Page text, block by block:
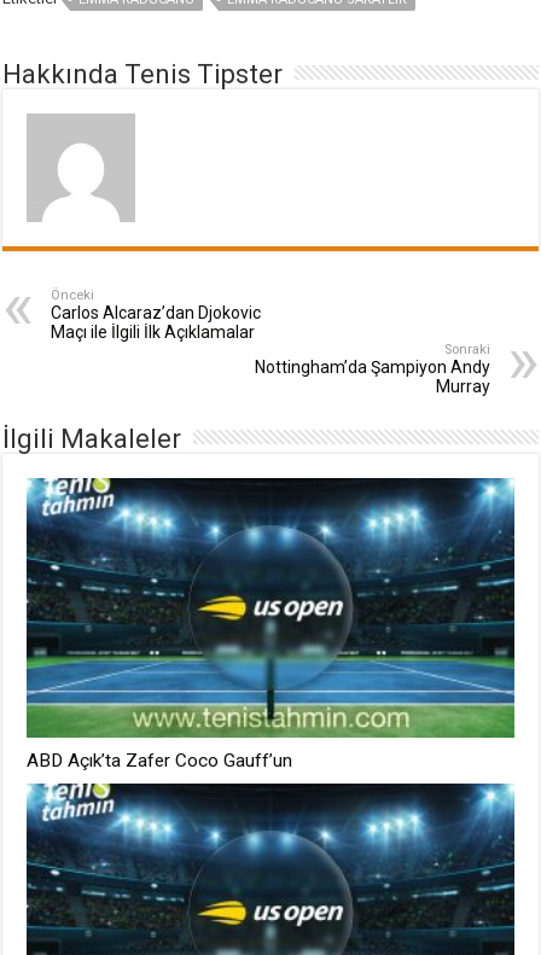
Hakkında Tenis Tipster
Önceki
Carlos Alcaraz’dan Djokovic
Maçı ile İlgili İlk Açıklamalar
Sonraki
Nottingham’da Şampiyon Andy
Murray
İlgili Makaleler
ABD Açık’ta Zafer Coco Gauff’un